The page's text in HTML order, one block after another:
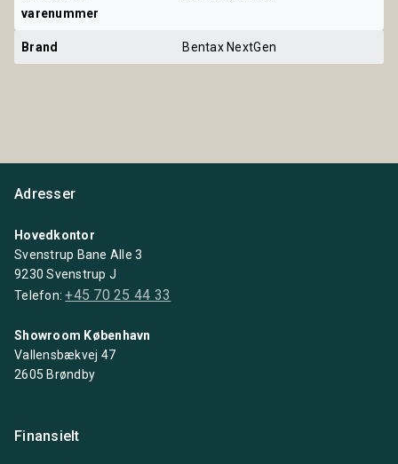
varenummer
Brand Bentax NextGen
Adresser
Hovedkontor
Svenstrup Bane Alle 3
9230 Svenstrup J
Telefon:+45 70 25 44 33
Showroom København
Vallensbækvej 47
2605 Brøndby
Finansielt